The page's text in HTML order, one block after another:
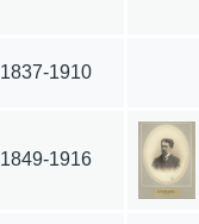
1837-1910
1849-1916